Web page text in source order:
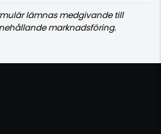
lämnas medgivande till
marknadsföring.